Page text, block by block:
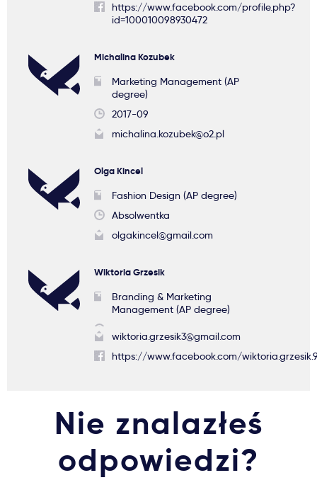
https://www.facebook.com/profile.php?
id=100010098930472
Michalina Kozubek
Marketing Management (AP
degree)
2017-09
michalina.kozubek@o2.pl
Olga Kincel
Fashion Design (AP degree)
Absolwentka
olgakincel@gmail.com
Wiktoria Grzesik
Branding & Marketing
Management (AP degree)
wiktoria.grzesik3@gmail.com
https://www.facebook.com/
Nie znalazłeś
odpowiedzi?